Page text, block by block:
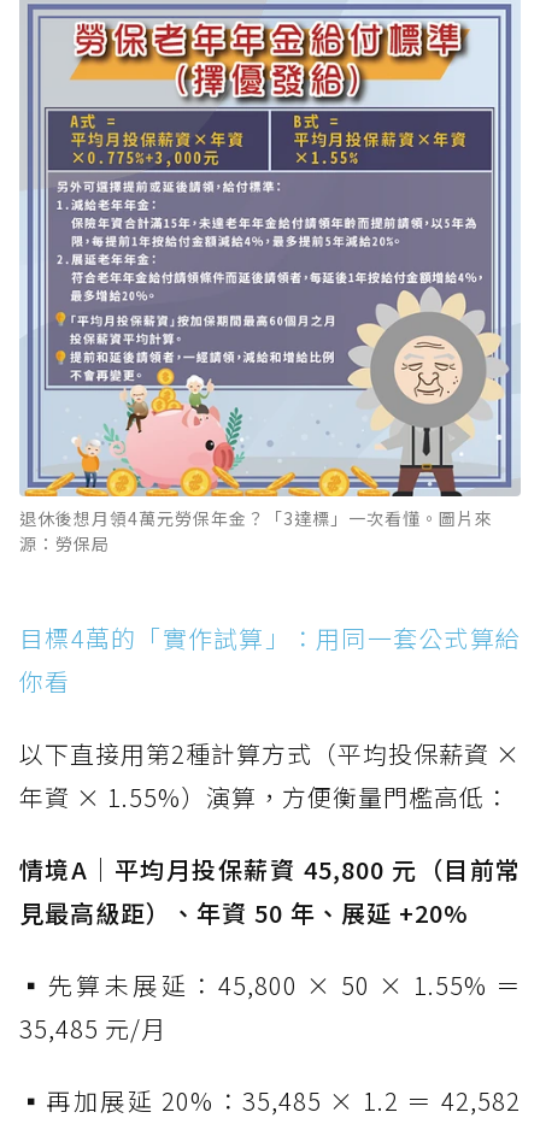
退休後想月領4萬元勞保年金？「3達標」一次看懂。圖片來
源：勞保局
目標4萬的「實作試算」：用同一套公式算給
你看
以下直接用第2種計算方式（平均投保薪資 ×
年資 × 1.55%）演算，方便衡量門檻高低：
情境A｜平均月投保薪資 45,800 元（目前常
見最高級距）、年資 50 年、展延 +20%
▪先算未展延：45,800 × 50 × 1.55% ＝
35,485 元/月
▪再加展延 20%：35,485 × 1.2 ＝ 42,582